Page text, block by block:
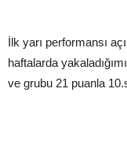
İlk yarı performansı
haftalarda
ve grubu 21 puanla